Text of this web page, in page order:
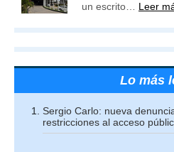
un escrito… Leer
Lo más
Sergio Carlo: nueva
restricciones al acceso